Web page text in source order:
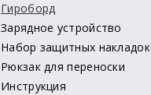
Гироборд
Зарядное устройство
Набор защитных накладок
Рюкзак для переноски
Инструкция